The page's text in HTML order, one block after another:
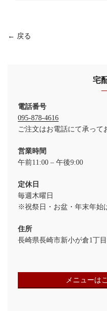
← 戻る
宅
電話番号
095-878-4616
ご注文はお電話にて承って
営業時間
午前11:00 – 午後9:00
定休日
毎週木曜日
※祝祭日・お盆・年末年始
住所
長崎県長崎市新小が倉1丁
メニューは